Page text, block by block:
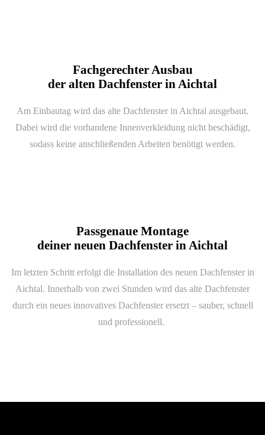
Fachgerechter Ausbau
der alten Dachfenster in Aichtal
Am Einbautag wird das alte Dachfenster in Aichtal ausgebaut.
Dabei wird die vorhandene Innenverkleidung nicht beschädigt,
sodass keine anschließenden Arbeiten benötigt werden.
Passgenaue Montage
deiner neuen Dachfenster in Aichtal
Im letzten Schritt erfolgt die Installation des neuen Dachfenster in
Aichtal. Innerhalb von zwei Stunden wird das alte Dachfenster
durch ein neues innovatives Dachfenster ersetzt – sauber, schnell
und professionell.